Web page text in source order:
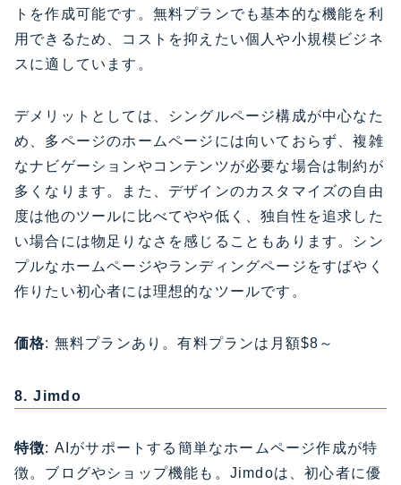
トを作成可能です。無料プランでも基本的な機能を利
用できるため、コストを抑えたい個人や小規模ビジネ
スに適しています。
デメリットとしては、シングルページ構成が中心なた
め、多ページのホームページには向いておらず、複雑
なナビゲーションやコンテンツが必要な場合は制約が
多くなります。また、デザインのカスタマイズの自由
度は他のツールに比べてやや低く、独自性を追求した
い場合には物足りなさを感じることもあります。シン
プルなホームページやランディングページをすばやく
作りたい初心者には理想的なツールです。
価格: 無料プランあり。有料プランは月額$8～
8. Jimdo
特徴: AIがサポートする簡単なホームページ作成が特
徴。ブログやショップ機能も。Jimdoは、初心者に優